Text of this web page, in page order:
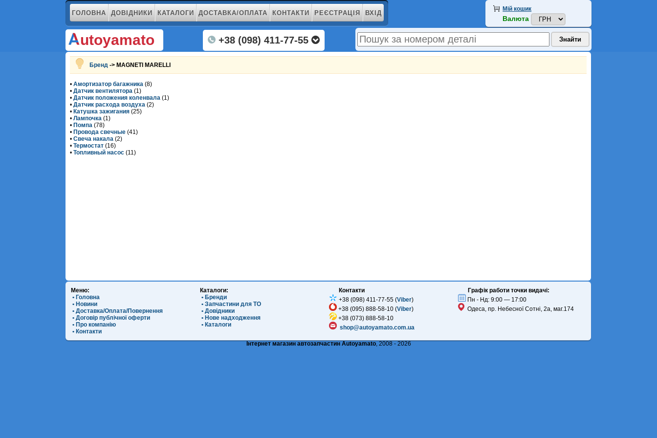
ГОЛОВНА ДОВІДНИКИ КАТАЛОГИ ДОСТАВКА/ОПЛАТА КОНТАКТИ РЕЄСТРАЦІЯ ВХІД
utoyamato +38 (098) 411-77-55
Мій кошик
Валюта
Бренд -> MAGNETI MARELLI
•Амортизатор багажника (8)
•Датчик вентилятора (1)
•Датчик положения коленвала (1)
•Датчик расхода воздуха (2)
• Катушка зажигания (25)
•Лампочка (1)
• Помпа (78)
• Провода свечные (41)
•Свеча накала (2)
•Термостат (16)
•Топливный насос (11)
Меню:
• Головна
• Новини
• Доставка/Оплата/Повернення
• Договір публічної оферти
• Про компанію
• Контакти
Каталоги:
• Бренди
• Запчастини для ТО
• Довідники
• Нове надходження
• Каталоги
Контакти
+38 (098) 411-77-55 (Viber)
+38 (095) 888-58-10 (Viber)
+38 (073) 888-58-10
shop@autoyamato.com.ua
Графік работи точки видачі:
Пн - Нд: 9:00 — 17:00
Одеса, пр. Небесної Сотні, 2а, маг.174
Інтернет магазин автозапчастин Autoyamato, 2008 - 2026